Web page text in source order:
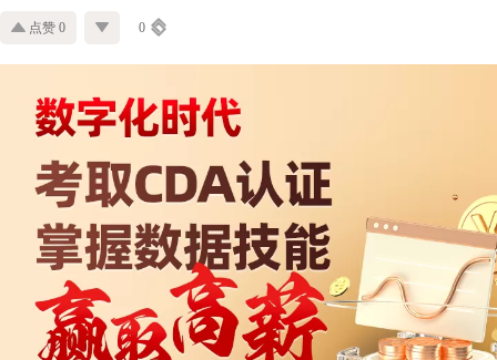
点赞 0 0